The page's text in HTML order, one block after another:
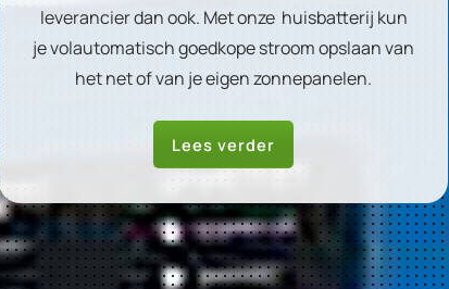
leverancier dan ook. Met onze huisbatterij kun
je volautomatisch goedkope stroom opslaan van
het net of van je eigen zonnepanelen.
Lees verder